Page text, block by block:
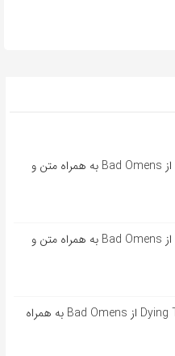
آهنگ انگلیسی Specter از Bad Omens به همراه متن و
آهنگ انگلیسی Impose از Bad Omens به همراه متن و
آهنگ انگلیسی Dying To Love از Bad Omens به همراه